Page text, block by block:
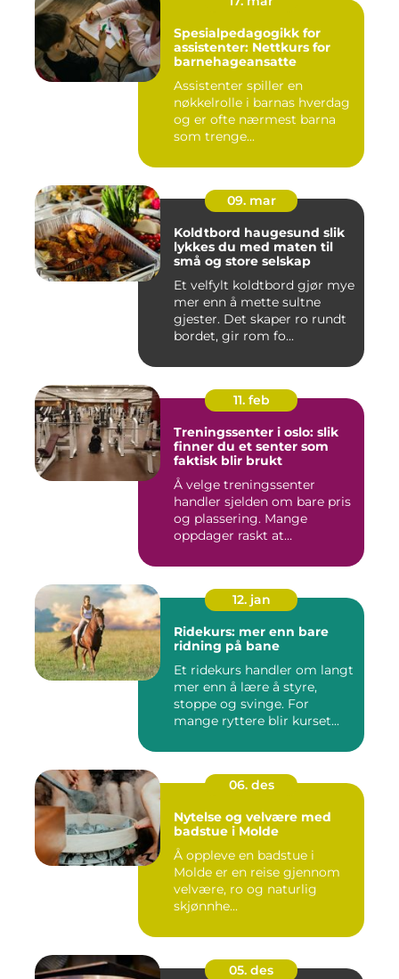
Spesialpedagogikk for
assistenter: Nettkurs for
barnehageansatte
Assistenter spiller en
nøkkelrolle i barnas hverdag
og er ofte nærmest barna
som trenge...
09. mar
Koldtbord haugesund slik
lykkes du med maten til
små og store selskap
Et velfylt koldtbord gjør mye
mer enn å mette sultne
gjester. Det skaper ro rundt
bordet, gir rom fo...
11. feb
Treningssenter i oslo: slik
finner du et senter som
faktisk blir brukt
Å velge treningssenter
handler sjelden om bare pris
og plassering. Mange
oppdager raskt at
12. jan
Ridekurs: mer enn bare
ridning på bane
Et ridekurs handler om langt
mer enn å lære å styre,
stoppe og svinge. For
mange ryttere blir kurset...
06. des
Nytelse og velvære med
badstue i Molde
Å oppleve en badstue i
Molde er en reise gjennom
velvære, ro og naturlig
skjønnhe...
05. des